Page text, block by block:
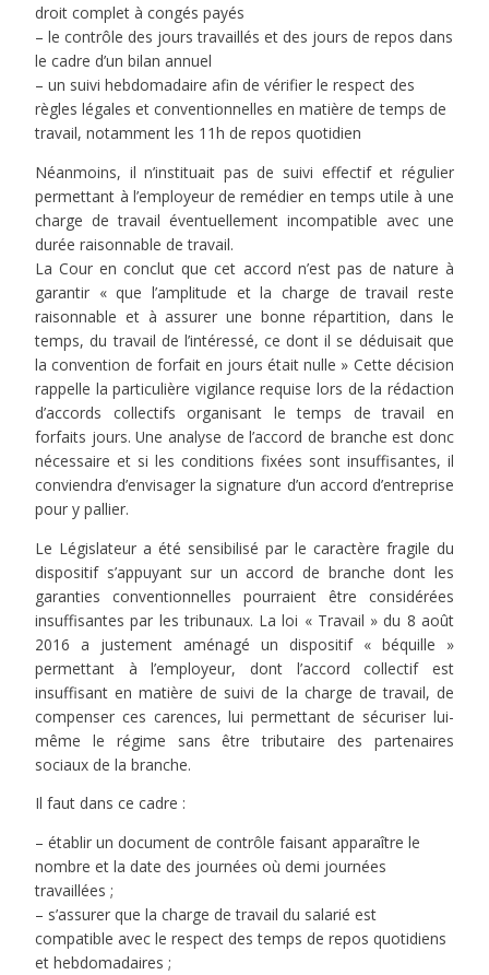
droit complet à congés payés
– le contrôle des jours travaillés et des jours de repos dans
le cadre d’un bilan annuel
– un suivi hebdomadaire afin de vérifier le respect des
règles légales et conventionnelles en matière de temps de
travail, notamment les 11h de repos quotidien
Néanmoins, il n’instituait pas de suivi effectif et régulier
permettant à l’employeur de remédier en temps utile à une
charge de travail éventuellement incompatible avec une
durée raisonnable de travail.
La Cour en conclut que cet accord n’est pas de nature à
garantir « que l’amplitude et la charge de travail reste
raisonnable et à assurer une bonne répartition, dans le
temps, du travail de l’intéressé, ce dont il se déduisait que
la convention de forfait en jours était nulle » Cette décision
rappelle la particulière vigilance requise lors de la rédaction
d’accords collectifs organisant le temps de travail en
forfaits jours. Une analyse de l’accord de branche est donc
nécessaire et si les conditions fixées sont insuffisantes, il
conviendra d’envisager la signature d’un accord d’entreprise
pour y pallier.
Le Législateur a été sensibilisé par le caractère fragile du
dispositif s’appuyant sur un accord de branche dont les
garanties conventionnelles pourraient être considérées
insuffisantes par les tribunaux. La loi « Travail » du 8 août
2016 a justement aménagé un dispositif « béquille »
permettant à l’employeur, dont l’accord collectif est
insuffisant en matière de suivi de la charge de travail, de
compenser ces carences, lui permettant de sécuriser lui-
même le régime sans être tributaire des partenaires
sociaux de la branche.
Il faut dans ce cadre :
– établir un document de contrôle faisant apparaître le
nombre et la date des journées où demi journées
travaillées ;
– s’assurer que la charge de travail du salarié est
compatible avec le respect des temps de repos quotidiens
et hebdomadaires ;